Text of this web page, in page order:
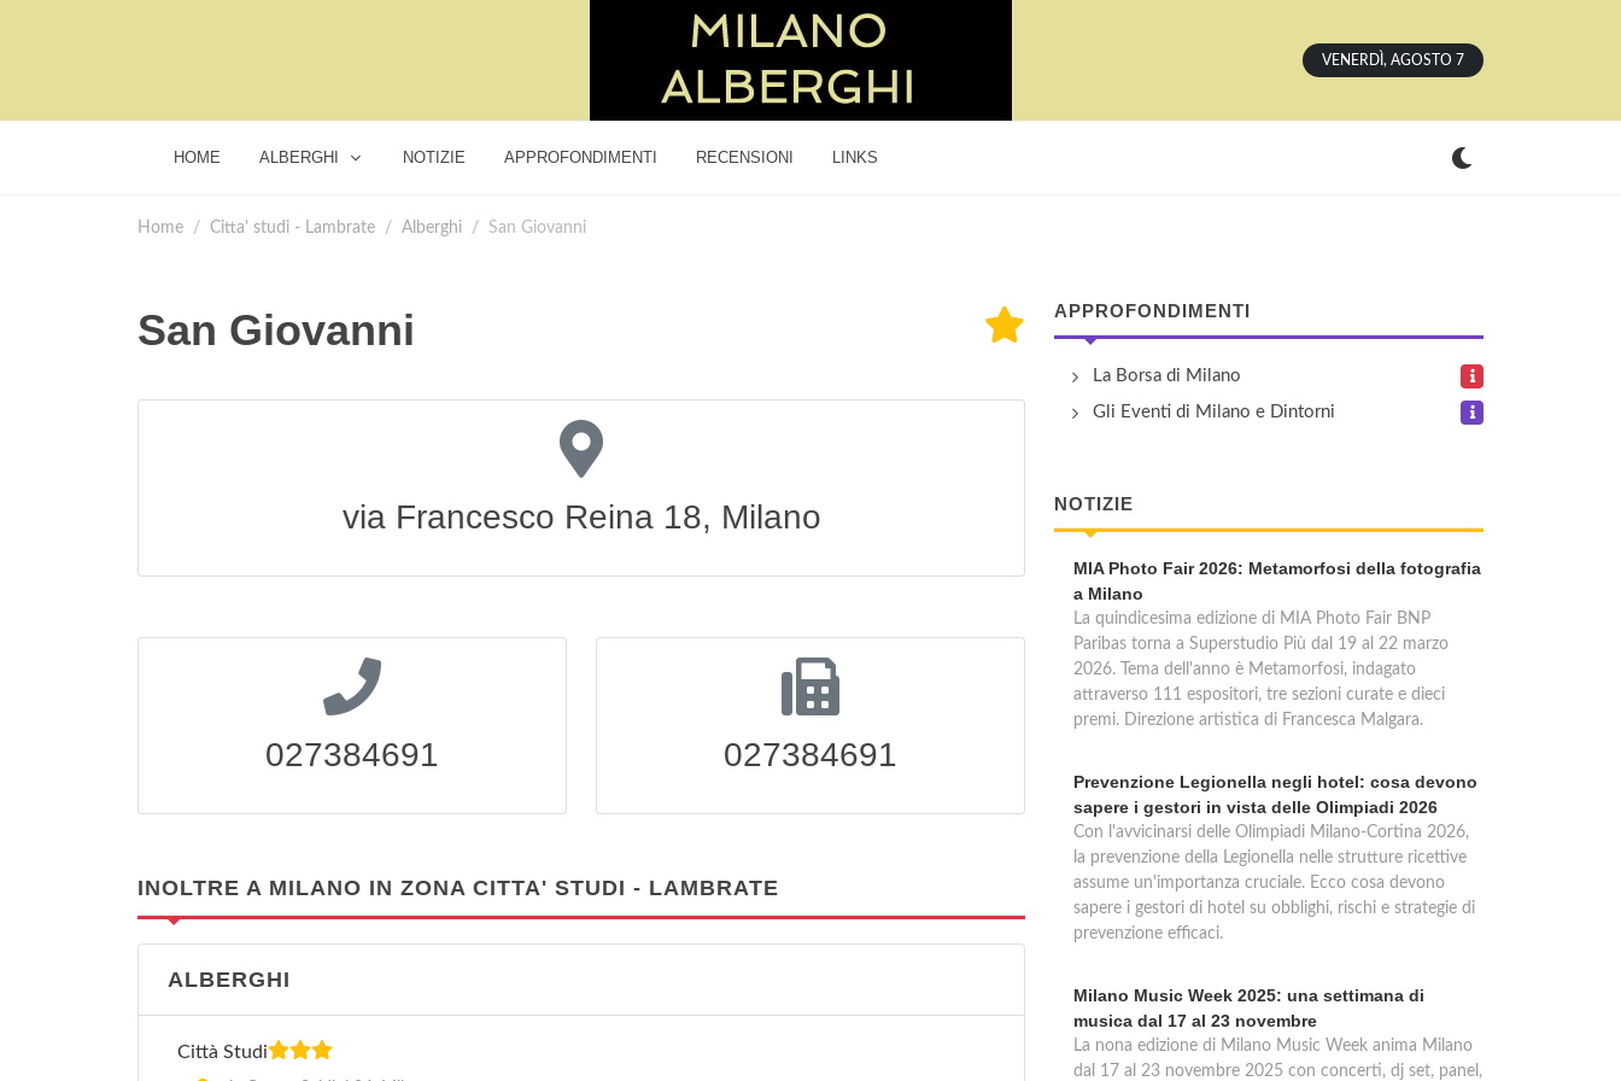
VENERDÌ, AGOSTO 7
HOME ALBERGHI NOTIZIE APPROFONDIMENTI RECENSIONI LINKS
Home Citta' studi - Lambrate Alberghi San Giovanni
San Giovanni
via Francesco Reina 18, Milano
027384691 027384691
INOLTRE A MILANO IN ZONA CITTA' STUDI - LAMBRATE
ALBERGHI
Città Studi
APPROFONDIMENTI
La Borsa di Milano
Gli Eventi di Milano e Dintorni
NOTIZIE
MIA Photo Fair 2026: Metamorfosi della fotografia
a Milano
La quindicesima edizione di MIA Photo Fair BNP
Paribas torna a Superstudio Più dal 19 al 22 marzo
2026. Tema dell'anno è Metamorfosi, indagato
attraverso 111 espositori, tre sezioni curate e dieci
premi. Direzione artistica di Francesca Malgara.
Prevenzione Legionella negli hotel: cosa devono
sapere i gestori in vista delle Olimpiadi 2026
Con l'avvicinarsi delle Olimpiadi Milano-Cortina 2026,
la prevenzione della Legionella nelle strutture ricettive
assume un'importanza cruciale. Ecco cosa devono
sapere i gestori di hotel su obblighi, rischi e strategie di
prevenzione efficaci.
Milano Music Week 2025: una settimana di
musica dal 17 al 23 novembre
La nona edizione di Milano Music Week anima Milano
dal 17 al 23 novembre 2025 con concerti, dj set, panel,